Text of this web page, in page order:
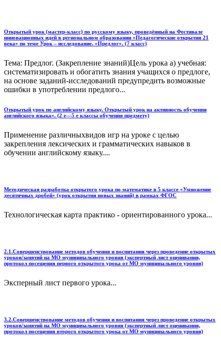
Открытый урок (мастер-класс) по русскому языку, проведённый на Фестивале
инновационных идей в региональном образовании «Педагогические открытия 21
века» по теме Урок – исследование. «Предлог». (7 класс)
Тема: Предлог. (Закрепление знаний)Цель урока а) учебная:
систематизировать и обогатить знания учащихся о предлоге,
на основе заданий-исследований предупредить возможные
ошибки в употреблении предлого...
Открытый урок по английскому языку. Открытый урок на активность обучения
английского языка». (2 е—5 е классы обучения предмету)
Применение различныхвидов игр на уроке с целью
закрепления лексических и грамматических навыков в
обучении английскому языку....
Методическая разработка открытого урока по математике в 5 классе «Умножение
десятичных дробей» (урок открытия новых знаний) в рамках ФГОС
Технологическая карта практико - ориентированного урока...
2.1.Совершенствование методов обучения и воспитания через проведение открытых
уроков/занятий на МО муниципального уровня (экспертный лист оценивания,
протокол посещения первого открытого урока от МО муниципального уровня)
Эксперный лист первого урока...
3.2.Совершенствование методов обучения и воспитания через проведение открытых
уроков/занятий на МО муниципального уровня (экспертный лист оценивания,
протокол посещения второго открытого урока от МО муниципального уровня)